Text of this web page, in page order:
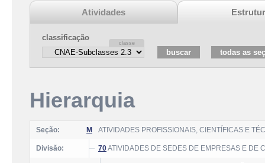
Atividades
classificação
Hierarquia
Seção: M ATIVIDADES PROFISSIONAIS, CIENTÍFICAS E
Divisão: 70ATIVIDADES DE SEDES DE EMPRESAS E DE